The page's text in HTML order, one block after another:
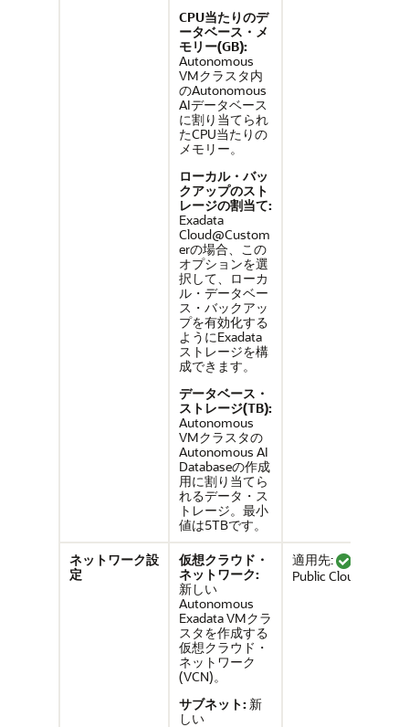
CPU当たりのデ
ータベース・メ
モリー(GB):
Autonomous
VMクラスタ内
のAutonomous
AIデータベース
に割り当てられ
たCPU当たりの
メモリー。
ローカル・バッ
クアップのスト
レージの割当て:
Exadata
Cloud@Custom
erの場合、この
オプションを選
択して、ローカ
ル・データベー
ス・バックアッ
プを有効化する
ようにExadata
ストレージを構
成できます。
データベース・
ストレージ(TB):
Autonomous
VMクラスタの
Autonomous AI
Databaseの作成
用に割り当てら
れるデータ・ス
トレージ。最小
値は5TBです。
ネットワーク設
定
仮想クラウド・
ネットワーク:
新しい
Autonomous
Exadata VMクラ
スタを作成する
仮想クラウド・
ネットワーク
(VCN)。
サブネット: 新
しい
適用先:
Public Cloudのみ